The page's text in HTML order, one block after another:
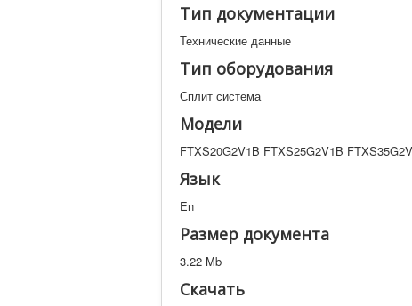
Тип документации
Технические данные
Тип оборудования
Сплит система
Модели
FTXS20G2V1B FTXS25G2V1B
Язык
En
Размер документа
3.22 Mb
Скачать